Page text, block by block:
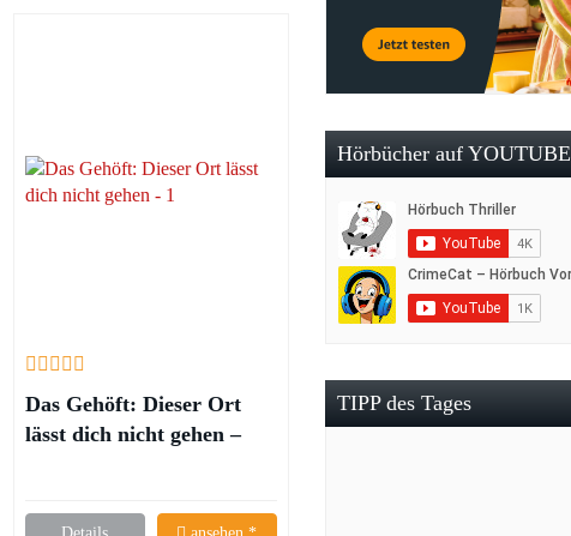
Das Gehöft: Dieser Ort
lässt dich nicht gehen –
Hörbücher auf YOUTUBE
TIPP des Tages